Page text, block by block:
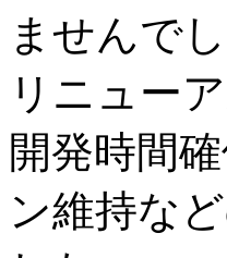
ませんでし
リニュー
開発時間
ン維持な